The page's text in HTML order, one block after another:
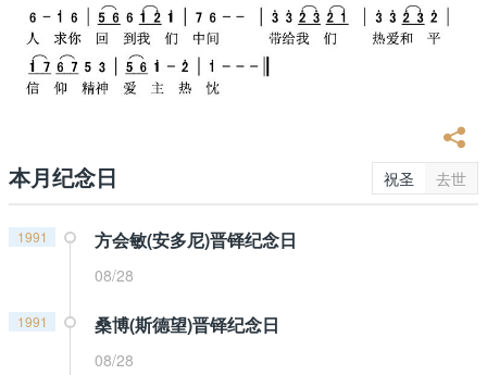
本月纪念日 祝圣 去世
1991 方会敏(安多尼)晋铎纪念日
08/28
1991 桑博(斯德望)晋铎纪念日
08/28